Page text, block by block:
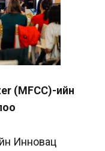
(MFCC)-ийн
Инновац